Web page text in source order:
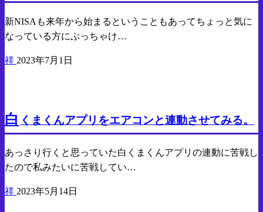
新NISAも来年から始まるということもあってちょっと気に
なっている方にぶっちゃけ…
祥 2023年7月1日
白 くまくんアプリをエアコンと連動させてみる。
あっさり行くと思っていた白くまくんアプリの連動に苦戦し
たので私みたいに苦戦してい…
祥 2023年5月14日